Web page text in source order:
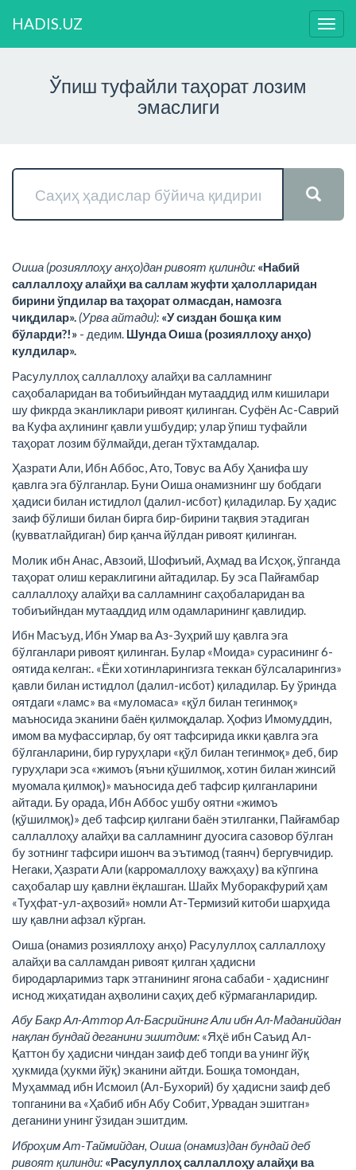
HADIS.UZ
Ўпиш туфайли таҳорат лозим
эмаслиги
Оиша (розияллоҳу анҳо)дан ривоят қилинди: «Набий
саллаллоҳу алайҳи ва саллам жуфти ҳалолларидан
бирини ўпдилар ва таҳорат олмасдан, намозга
чиқдилар». (Урва айтади): «У сиздан бошқа ким
бўларди?!» - дедим. Шунда Оиша (розияллоҳу анҳо)
кулдилар».
Расулуллоҳ саллаллоҳу алайҳи ва салламнинг
саҳобаларидан ва тобиъийндан мутааддид илм кишилари
шу фикрда эканликлари ривоят қилинган. Суфён Ас-Саврий
ва Куфа аҳлининг қавли ушбудир; улар ўпиш туфайли
таҳорат лозим бўлмайди, деган тўхтамдалар.
Ҳазрати Али, Ибн Аббос, Ато, Товус ва Абу Ҳанифа шу
қавлга эга бўлганлар. Буни Оиша онамизнинг шу бобдаги
ҳадиси билан истидлол (далил-исбот) қиладилар. Бу ҳадис
заиф бўлиши билан бирга бир-бирини тақвия этадиган
(қувватлайдиган) бир қанча йўлдан ривоят қилинган.
Молик ибн Анас, Авзоий, Шофиъий, Аҳмад ва Исҳоқ, ўпганда
таҳорат олиш кераклигини айтадилар. Бу эса Пайғамбар
саллаллоҳу алайҳи ва салламнинг саҳобаларидан ва
тобиъийндан мутааддид илм одамларининг қавлидир.
Ибн Масъуд, Ибн Умар ва Аз-Зуҳрий шу қавлга эга
бўлганлари ривоят қилинган. Булар «Моида» сурасининг 6-
оятида келган:. «Ёки хотинларингизга теккан бўлсаларингиз»
қавли билан истидлол (далил-исбот) қиладилар. Бу ўринда
оятдаги «ламс» ва «муломаса» «қўл билан тегинмоқ»
маъносида эканини баён қилмоқдалар. Ҳофиз Имомуддин,
имом ва муфассирлар, бу оят тафсирида икки қавлга эга
бўлганларини, бир гуруҳлари «қўл билан тегинмоқ» деб, бир
гуруҳлари эса «жимоъ (яъни қўшилмоқ, хотин билан жинсий
муомала қилмоқ)» маъносида деб тафсир қилганларини
айтади. Бу орада, Ибн Аббос ушбу оятни «жимоъ
(қўшилмоқ)» деб тафсир қилгани баён этилганки, Пайғамбар
саллаллоҳу алайҳи ва салламнинг дуосига сазовор бўлган
бу зотнинг тафсири ишонч ва эътимод (таянч) бергувчидир.
Негаки, Ҳазрати Али (карромаллоҳу важҳаҳу) ва кўпгина
саҳобалар шу қавлни ёқлашган. Шайх Муборакфурий ҳам
«Туҳфат-ул-аҳвозий» номли Ат-Термизий китоби шарҳида
шу қавлни афзал кўрган.
Оиша (онамиз розияллоҳу анҳо) Расулуллоҳ саллаллоҳу
алайҳи ва салламдан ривоят қилган ҳадисни
биродарларимиз тарк этганининг ягона сабаби - ҳадиснинг
иснод жиҳатидан аҳволини саҳиҳ деб кўрмаганларидир.
Абу Бакр Ал-Аттор Ал-Басрийнинг Али ибн Ал-Маданийдан
нақлан бундай деганини эшитдим: «Яҳё ибн Саъид Ал-
Қаттон бу ҳадисни чиндан заиф деб топди ва унинг йўқ
ҳукмида (ҳукми йўқ) эканини айтди. Бошқа томондан,
Муҳаммад ибн Исмоил (Ал-Бухорий) бу ҳадисни заиф деб
топганини ва «Ҳабиб ибн Абу Собит, Урвадан эшитган»
деганини унинг ўзидан эшитдим.
Иброҳим Ат-Таймийдан, Оиша (онамиз)дан бундай деб
ривоят қилинди: «Расулуллоҳ саллаллоҳу алайҳи ва